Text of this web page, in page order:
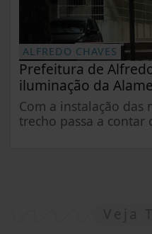
ALFREDO CHAVES
Prefeitura de
iluminação da
Com a instalação das
trecho passa a contar